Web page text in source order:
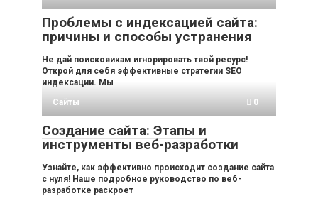
Проблемы с индексацией сайта:
причины и способы устранения
Не дай поисковикам игнорировать твой ресурс!
Открой для себя эффективные стратегии SEO
индексации. Мы
Сайты
0
Создание сайта: Этапы и
инструменты веб-разработки
Узнайте, как эффективно происходит создание сайта
с нуля! Наше подробное руководство по веб-
разработке раскроет